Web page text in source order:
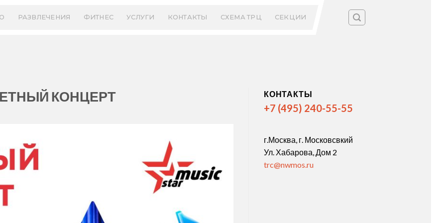
РАЗВЛЕЧЕНИЯ ФИТНЕС УСЛУГИ КОНТАКТЫ СХЕМА ТРЦ СЕКЦИИ
КОНЦЕРТ КОНТАКТЫ
+7 (495) 240-55-55
г.Москва, г. Московсвкий
Ул. Хабарова, Дом 2
trc@nwmos.ru